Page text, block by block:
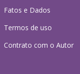
Fatos e Dados
Termos de uso
Contrato com o Autor